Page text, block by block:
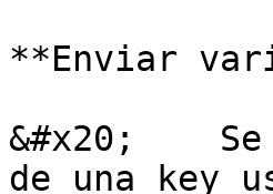
**Enviar
&#x20;
de una key